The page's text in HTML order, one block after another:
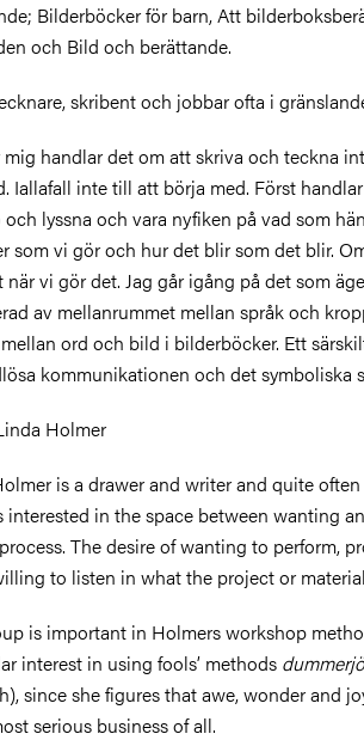
Bilderböcker för barn, Att
och Bild och berättande.
skribent och jobbar ofta i
mig handlar det om att skriva och teckna
Iallafall inte till att börja med. Först
lyssna och vara nyfiken på vad som
som vi gör och hur det blir som det blir.
när vi gör det. Jag går igång på det som
av mellanrummet mellan språk och
ord och bild i bilderböcker. Ett
kommunikationen och det symboliska
Holmer
is a drawer and writer and quite
interested in the space between wanting
The desire of wanting to perform,
to listen in what the project or
is important in Holmers workshop
interest in using fools’ methods
since she figures that awe, wonder and
serious business of all.